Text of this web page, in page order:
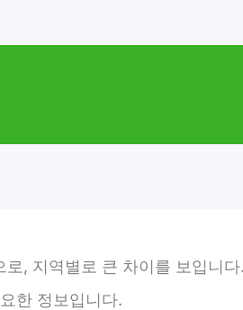
로, 지역별로 큰 차이를 보입니
한 정보입니다.